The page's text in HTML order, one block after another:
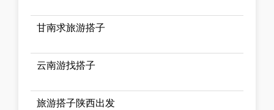
甘南求旅游搭子
云南游找搭子
旅游搭子陕西出发